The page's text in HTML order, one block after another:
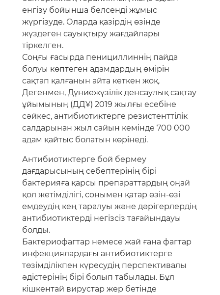
енгізу бойынша белсенді жұмыс
жүргізуде. Оларда қазірдің өзінде
жүздеген сауықтыру жағдайлары
тіркелген.
Соңғы ғасырда пенициллиннің пайда
болуы көптеген адамдардың өмірін
сақтап қалғанын айта кеткен жоқ.
Дегенмен, Дүниежүзілік денсаулық сақтау
ұйымының (ДДҰ) 2019 жылғы есебіне
сәйкес, антибиотиктерге резистенттілік
салдарынан жыл сайын кемінде 700 000
адам қайтыс болатын көрінеді.
Антибиотиктерге бой бермеу
дағдарысының себептерінің бірі
бактерияға қарсы препараттардың оңай
қол жетімділігі, сонымен қатар өзін-өзі
емдеудің кең таралуы және дәрігерлердің
антибиотиктерді негізсіз тағайындауы
болды.
Бактериофагтар немесе жай ғана фагтар
инфекциялардағы антибиотиктерге
төзімділікпен күресудің перспективалы
әдістерінің бірі болып табылады. Бұл
кішкентай вирустар жер бетінде